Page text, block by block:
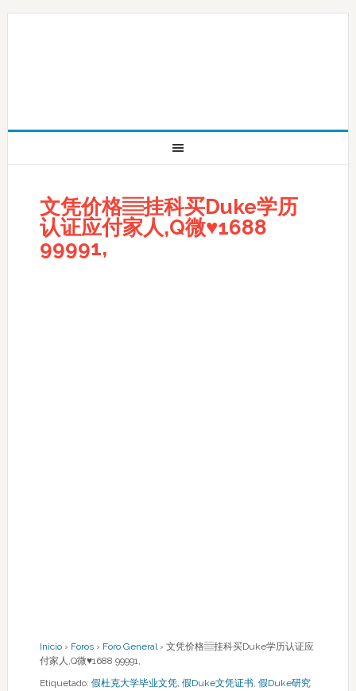
文凭价格▤挂科买Duke学历
认证应付家人,Q微♥1688
99991,
Inicio › Foros › Foro General › 文凭价格▤挂科买Duke学历认证应
付家人,Q微♥1688 99991,
Etiquetado: 假杜克大学毕业文凭, 假Duke文凭证书, 假Duke研究